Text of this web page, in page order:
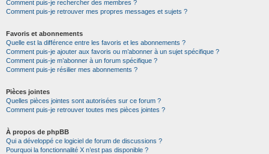
Comment puis-je rechercher des membres ?
Comment puis-je retrouver mes propres messages et sujets ?
Favoris et abonnements
Quelle est la différence entre les favoris et les abonnements ?
Comment puis-je ajouter aux favoris ou m’abonner à un sujet spécifique ?
Comment puis-je m’abonner à un forum spécifique ?
Comment puis-je résilier mes abonnements ?
Pièces jointes
Quelles pièces jointes sont autorisées sur ce forum ?
Comment puis-je retrouver toutes mes pièces jointes ?
À propos de phpBB
Qui a développé ce logiciel de forum de discussions ?
Pourquoi la fonctionnalité X n’est pas disponible ?